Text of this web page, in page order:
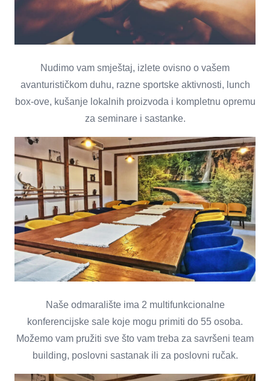
Nudimo vam smještaj, izlete ovisno o vašem
avanturističkom duhu, razne sportske aktivnosti, lunch
box-ove, kušanje lokalnih proizvoda i kompletnu opremu
za seminare i sastanke.
Naše odmaralište ima 2 multifunkcionalne
konferencijske sale koje mogu primiti do 55 osoba.
Možemo vam pružiti sve što vam treba za savršeni team
building, poslovni sastanak ili za poslovni ručak.